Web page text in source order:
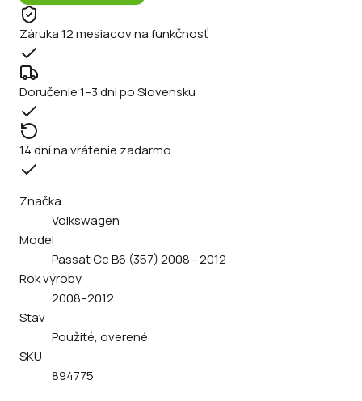
Záruka 12 mesiacov na funkčnosť
Doručenie 1–3 dni po Slovensku
14 dní na vrátenie zadarmo
Značka
Volkswagen
Model
Passat Cc B6 (357) 2008 - 2012
Rok výroby
2008–2012
Stav
Použité, overené
SKU
894775